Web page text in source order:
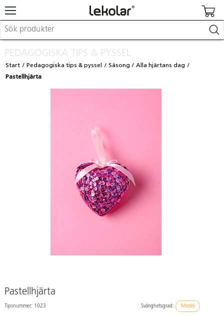
Möbler & inredning
Skapa
Leka
PEDAGOGISKA TIPS & PYSSEL
Start Pedagogiska tips & pyssel Säsong
Alla hjärtans dag
Pastellhjärta
Pastellhjärta
Tipsnummer: 1023 Svårighetsgrad: Medel